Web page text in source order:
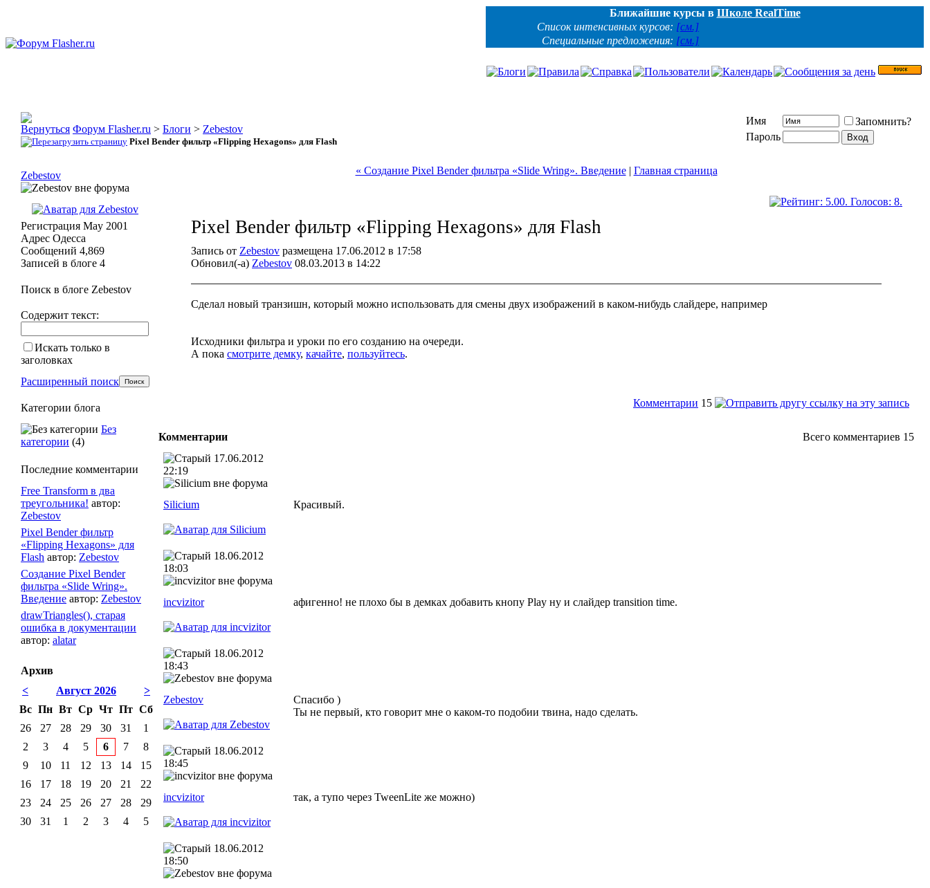
Ближайшие курсы в Школе RealTime
Список интенсивных курсов: [см.]
Специальные предложения: [см.]
Форум Flasher.ru > Блоги > Zebestov
Pixel Bender фильтр «Flipping Hexagons» для Flash
Имя
Запомнить?
Пароль
« Создание Pixel Bender фильтра «Slide Wring». Введение| Главная страница
Pixel Bender фильтр «Flipping Hexagons» для Flash
Запись от Zebestov размещена 17.06.2012 в 17:58
Обновил(-а) Zebestov 08.03.2013 в 14:22
Сделал новый транзишн, который можно использовать для смены двух изображений в каком-нибудь слайдере, например
Исходники фильтра и уроки по его созданию на очереди.
А пока смотрите демку, качайте, пользуйтесь.
Комментарии 15
Всего комментариев 15
Комментарии
17.06.2012
22:19
Silicium Красивый.
18.06.2012
18:03
incvizitor афигенно! не плохо бы в демках добавить кнопу Play ну и слайдер transition time.
18.06.2012
18:43
Zebestov
Спасибо )
Ты не первый, кто говорит мне о каком-то подобии твина, надо сделать.
18.06.2012
18:45
incvizitor так, а тупо через TweenLite же можно)
18.06.2012
18:50
Zebestov
Регистрация May 2001
Адрес Одесса
Сообщений 4,869
Записей в блоге 4
Поиск в блоге Zebestov
Содержит текст:
Искать только в
заголовках
Расширенный поиск
Категории блога
Без
категории (4)
Последние комментарии
Free Transform в два
треугольника! автор:
Zebestov
Pixel Bender фильтр
«Flipping Hexagons» для
Flash автор: Zebestov
Создание Pixel Bender
фильтра «Slide Wring».
Введение автор: Zebestov
drawTriangles(), старая
ошибка в документации
автор: alatar
Архив
<
>
Август 2026
Вс Пн Вт Ср Чт Пт Сб
26
27 28 29 30 31
1
2
3 4 5 6 7
8
9
10 11 12 13 14
15
16
17 18 19 20 21
22
23
24 25 26 27 28
29
30
31 1 2 3 4 5